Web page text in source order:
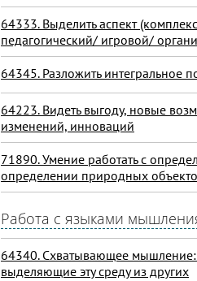
64333. Выделить аспект
педагогический/ игровой/
64345. Разложить интегральное
64223. Видеть выгоду, новые
изменений, инноваций
71890. Умение работать с
определении природных
Работа с языками
64340. Схватывающее мышление:
выделяющие эту среду из других